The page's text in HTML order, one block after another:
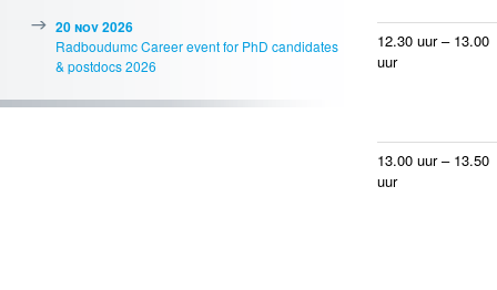
12.30 uur – 13.00
uur
13.00 uur – 13.50
uur
20 nov 2026
Radboudumc Career event for PhD candidates
& postdocs 2026